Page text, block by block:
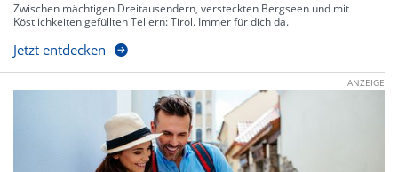
Zwischen mächtigen Dreitausendern, versteckten Bergseen und mit
Köstlichkeiten gefüllten Tellern: Tirol. Immer für dich da.
Jetzt entdecken
ANZEIGE